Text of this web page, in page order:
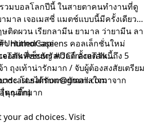
มบอลโลกปีนี้ ในสายตาคนทำงานที่ดู
มาล เจอเมสซี่ แมตช์แบบนี้มีครั้งเดียว /
ติดผวน เรียกลามีน ยามาล ว่ายามีน ลา
Humorsapiens คอลเล็กชั่นใหม่
จอกันที่เซ็นทรัลเวิลด์ ตั้งแต่วันนี้ถึง 5
ถุงเท้าน่ารักมาก / จับผู้ต้องสงสัยเตรียม
าระ โดยได้รับแรงบันดาลใจมาจาก
นๆ อีกมาก
#ยชธัญ #UCTraceTalk
(คุณติ๊ก)
ad choices. Visit